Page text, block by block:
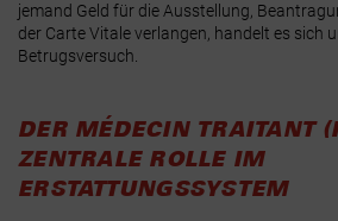
jemand Geld für die Ausstellung,
der Carte Vitale verlangen, handelt es sich
Betrugsversuch
DER MÉDECIN TRAITANT
ZENTRALE ROLLE IM
ERSTATTUNGSSYSTEM